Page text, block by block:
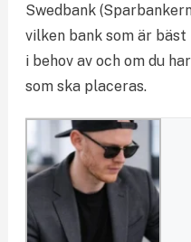
Swedbank
vilken bank som är
i behov av och om du
som ska placeras.